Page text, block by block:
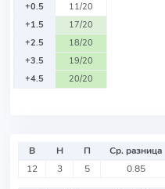
+0.5
11/20
+1.5
17/20
+2.5
18/20
+3.5
19/20
+4.5
20/20
В Н П Ср. разница
12
3 5 0.85